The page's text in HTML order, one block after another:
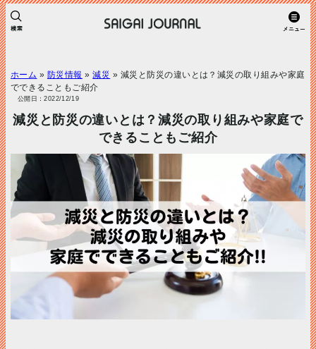
ホーム » 防災情報 » 減災 » 減災と防災の違いとは？減災の取り組みや家庭
でできることもご紹介
公開日：2022/12/19
減災と防災の違いとは？減災の取り組みや家庭で
できることもご紹介